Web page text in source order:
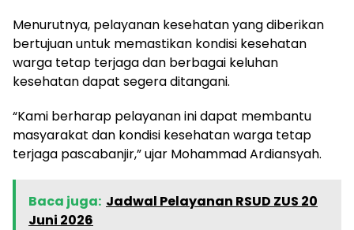
Menurutnya, pelayanan kesehatan yang diberikan
bertujuan untuk memastikan kondisi kesehatan
warga tetap terjaga dan berbagai keluhan
kesehatan dapat segera ditangani.
“Kami berharap pelayanan ini dapat membantu
masyarakat dan kondisi kesehatan warga tetap
terjaga pascabanjir,” ujar Mohammad Ardiansyah.
Baca juga: Jadwal Pelayanan RSUD ZUS 20
Juni 2026